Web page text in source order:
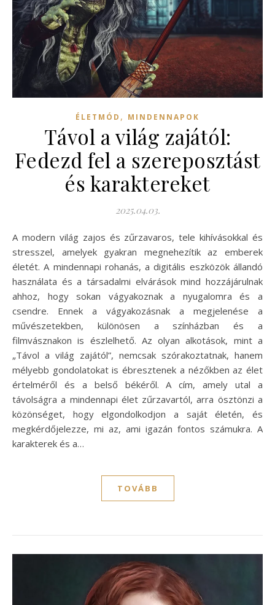
ÉLETMÓD , MINDENNAPOK
Távol a világ zajától:
Fedezd fel a szereposztást
és karaktereket
2025.04.03.
A modern világ zajos és zűrzavaros, tele kihívásokkal és
stresszel, amelyek gyakran megnehezítik az emberek
életét. A mindennapi rohanás, a digitális eszközök állandó
használata és a társadalmi elvárások mind hozzájárulnak
ahhoz, hogy sokan vágyakoznak a nyugalomra és a
csendre. Ennek a vágyakozásnak a megjelenése a
művészetekben, különösen a színházban és a
filmvásznakon is észlelhető. Az olyan alkotások, mint a
„Távol a világ zajától”, nemcsak szórakoztatnak, hanem
mélyebb gondolatokat is ébresztenek a nézőkben az élet
értelméről és a belső békéről. A cím, amely utal a
távolságra a mindennapi élet zűrzavartól, arra ösztönzi a
közönséget, hogy elgondolkodjon a saját életén, és
megkérdőjelezze, mi az, ami igazán fontos számukra. A
karakterek és a…
TOVÁBB